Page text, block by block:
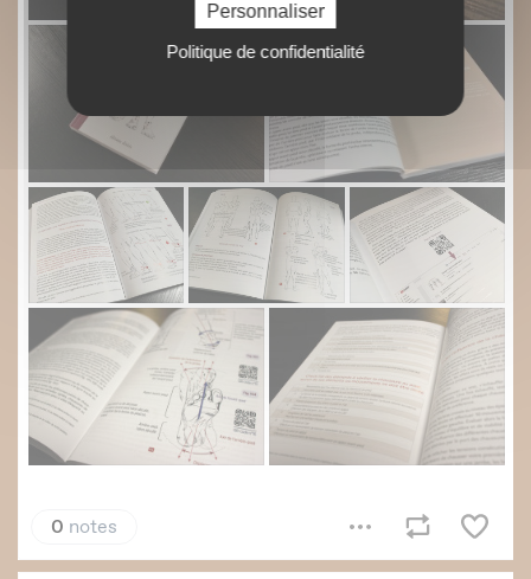
Personnaliser
Politique de confidentialité